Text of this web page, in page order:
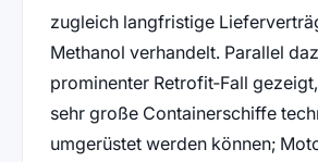
zugleich langfristige
Methanol verhandelt. Parallel
prominenter Retrofit‑Fall
sehr große Containerschiffe
umgerüstet werden können;